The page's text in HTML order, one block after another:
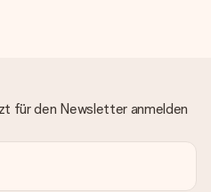
für den Newsletter anmelden